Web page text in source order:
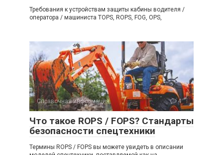
Требования к устройствам защиты кабины водителя /
оператора / машиниста TOPS, ROPS, FOG, OPS,
Справочная информация 4
Что такое ROPS / FOPS? Стандарты
безопасности спецтехники
Термины ROPS / FOPS вы можете увидеть в описании